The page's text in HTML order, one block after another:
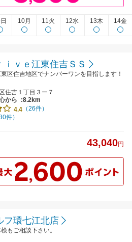
10月 11火 12水 13木 14金
ｖｅ江東住吉ＳＳ
区住吉地区でナンバーワンを目指します！
住吉１丁目３ー７
から
:8.2km
4.4 （26件）
件）
43,040円
フ環七江北店
もご相談下さい。